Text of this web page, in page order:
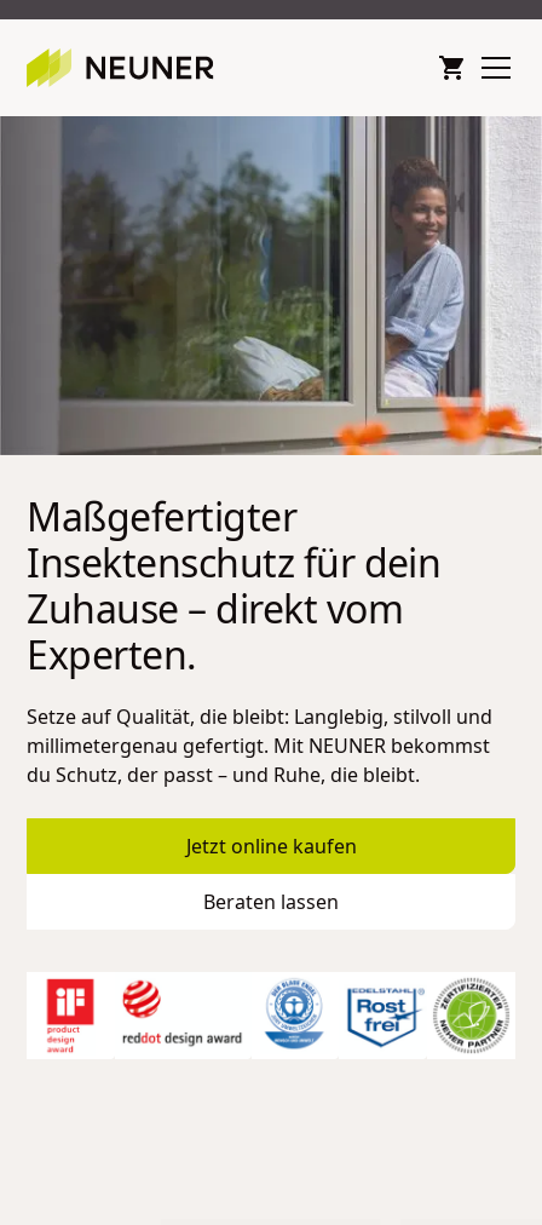
Maßgefertigter
Insektenschutz für dein
Zuhause – direkt vom
Experten.
Setze auf Qualität, die bleibt: Langlebig, stilvoll und
millimetergenau gefertigt. Mit NEUNER bekommst
du Schutz, der passt – und Ruhe, die bleibt.
Jetzt online kaufen
Beraten lassen